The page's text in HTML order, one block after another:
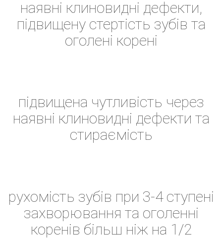
наявні клиновидні дефекти,
підвищену стертість зубів та
оголені корені
підвищена чутливість через
наявні клиновидні дефекти та
стираємість
рухомість зубів при 3-4 ступені
захворювання та оголенні
коренів більш ніж на 1/2